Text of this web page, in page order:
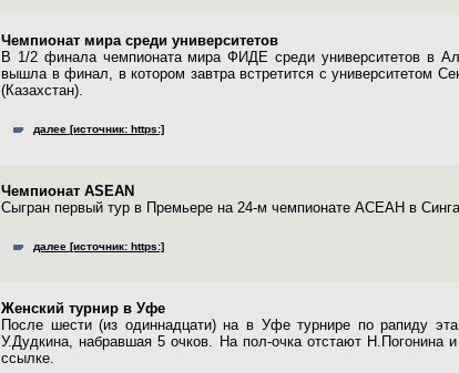
Чемпионат мира среди университетов
В 1/2 финала чемпионата мира ФИДЕ среди университетов в
вышла в финал, в котором завтра встретится с университетом
(Казахстан).
далее [источник: https:]
Чемпионат ASEAN
Сыгран первый тур в Премьере на 24-м чемпионате АСЕАН в
далее [источник: https:]
Женский турнир в Уфе
После шести (из одиннадцати) на в Уфе турнире по рапиду
У.Дудкина, набравшая 5 очков. На пол-очка отстают
ссылке.